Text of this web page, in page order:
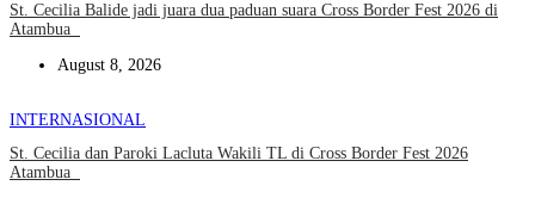
St. Cecilia Balide jadi juara dua paduan suara Cross Border Fest 2026 di
Atambua
August 8, 2026
INTERNASIONAL
St. Cecilia dan Paroki Lacluta Wakili TL di Cross Border Fest 2026
Atambua